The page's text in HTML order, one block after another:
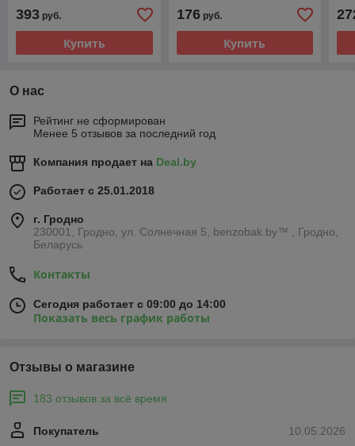
393 руб.
Купить
176руб.
Купить
О нас
Рейтинг не сформирован
Менее 5 отзывов за последний год
Компания продает на Deal.by
Работает с 25.01.2018
г. Гродно
230001, Гродно, ул. Солнечная 5, benzobak.by™ , Гродно,
Беларусь
Контакты
Сегодня работает с 09:00 до 14:00
Показать весь график работы
Отзывы о магазине
183 отзывов за всё время
10.05.2026
Покупатель